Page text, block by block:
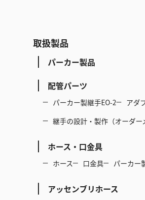
取扱製品
パーカー製品
配管パーツ
パーカー製継手EO-2 アダ
継手の設計・製作（オーダー
ホース・口金具
ホース 口金具 パーカー
アッセンブリホース